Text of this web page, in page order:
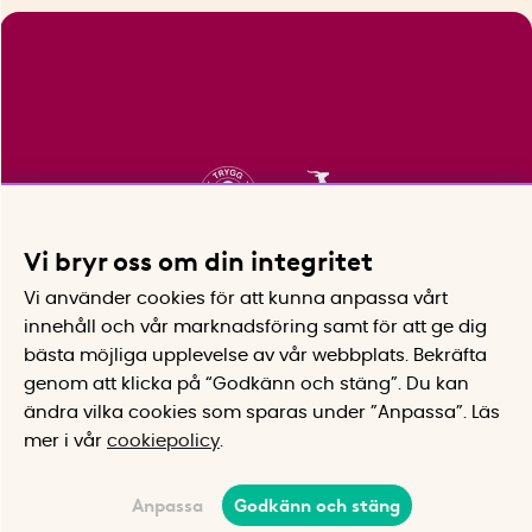
Vi bryr oss om din integritet
Vi använder cookies för att kunna anpassa vårt
innehåll och vår marknadsföring samt för att ge dig
bästa möjliga upplevelse av vår webbplats.
Bekräfta
genom att klicka på “Godkänn och stäng”. Du kan
ändra vilka cookies som sparas under ”Anpassa”.
Läs
mer i vår cookiepolicy
Anpassa Godkänn och stäng